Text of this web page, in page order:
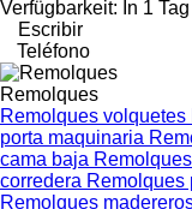
Verfügbarkeit: In 1
Escribir
Teléfono
Remolques
Remolques volquetes
porta maquinaria
cama baja
corredera Remolques
Remolques